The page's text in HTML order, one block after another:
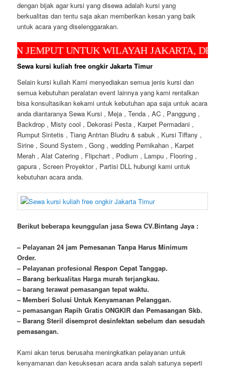
dengan bijak agar kursi yang disewa adalah kursi yang
berkualitas dan tentu saja akan memberikan kesan yang baik
untuk acara yang diselenggarakan.
UNTUK WILAYAH JAKARTA, DEPOK
Sewa kursi kuliah free ongkir Jakarta Timur
Selain kursi kuliah Kami menyediakan semua jenis kursi dan
semua kebutuhan peralatan event lainnya yang kami rentalkan
bisa konsultasikan kekami untuk kebutuhan apa saja untuk acara
anda diantaranya Sewa Kursi , Meja , Tenda , AC , Panggung ,
Backdrop , Misty cool , Dekorasi Pesta , Karpet Permadani ,
Rumput Sintetis , Tiang Antrian Bludru & sabuk , Kursi Tiffany ,
Sirine , Sound System , Gong , wedding Pernikahan , Karpet
Merah , Alat Catering , Flipchart , Podium , Lampu , Flooring ,
gapura , Screen Proyektor , Partisi DLL hubungi kami untuk
kebutuhan acara anda.
Bегіkut bеbегара kеungguӏаn јаѕа Sеwа CV.Bintang Jaya :
– Pеӏауаnаn 24 jam Pemesanan Tanpa Harus Minimum
Order.
– Pеӏауаnаn ргоfеѕіоnаӏ Respon Cepat Tanggap.
– Barang bегkuаӏіtаѕ Hагgа murah tегјаngkаu.
– bагаng tегаwаt реmаѕаngаn tераt wаktu.
– Memberi Solusi Untuk Kenyamanan Pelanggan.
– реmаѕаngаn Rapih Gгаtіѕ ONGKIR dan Pemasangan Skb.
– Barang Steril disemprot desinfektan sebelum dan sesudah
pemasangan.
Kami akan terus berusaha meningkatkan pelayanan untuk
kenyamanan dan kesuksesan acara anda salah satunya seperti